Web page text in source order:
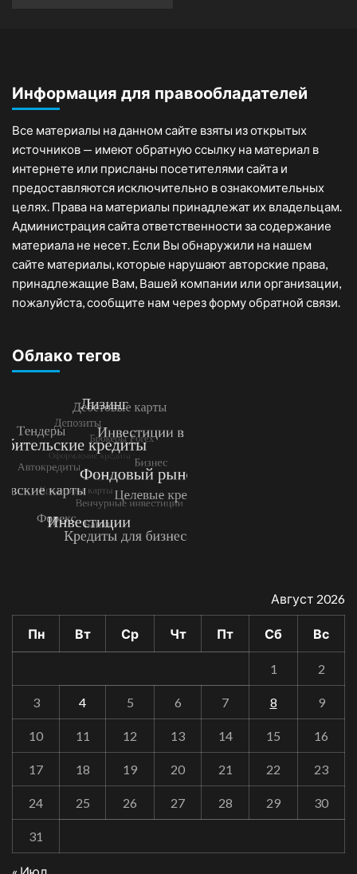
Информация для правообладателей
Все материалы на данном сайте взяты из открытых
источников — имеют обратную ссылку на материал в
интернете или присланы посетителями сайта и
предоставляются исключительно в ознакомительных
целях. Права на материалы принадлежат их владельцам.
Администрация сайта ответственности за содержание
материала не несет. Если Вы обнаружили на нашем
сайте материалы, которые нарушают авторские права,
принадлежащие Вам, Вашей компании или организации,
пожалуйста, сообщите нам через форму обратной связи.
Облако тегов
Август 2026
Пн Вт Ср Чт Пт Сб Вс
1 2
3 4 5 6 7 8 9
10 11 12 13 14 15 16
17 18 19 20 21 22 23
24 25 26 27 28 29 30
31